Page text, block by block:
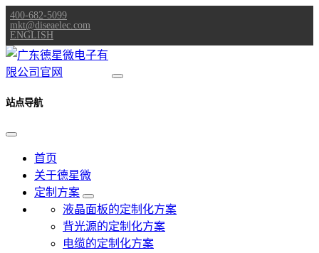
400-682-5099
mkt@diseaelec.com
ENGLISH
站点导航
首页
关于德星微
定制方案
液晶面板的定制化方案
背光源的定制化方案
电缆的定制化方案